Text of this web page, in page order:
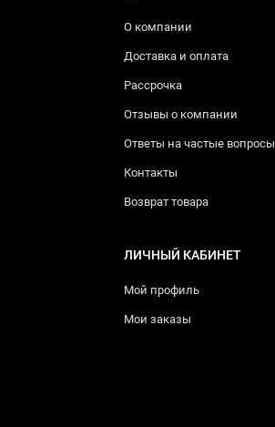
О компании
Доставка и оплата
Рассрочка
Отзывы о компании
Ответы на частые вопросы
Контакты
Возврат товара
ЛИЧНЫЙ КАБИНЕТ
Мой профиль
Мои заказы